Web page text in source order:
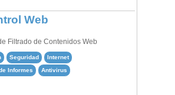
Web
Filtrado de Contenidos Web
Seguridad
Internet
Informes
Antivirus